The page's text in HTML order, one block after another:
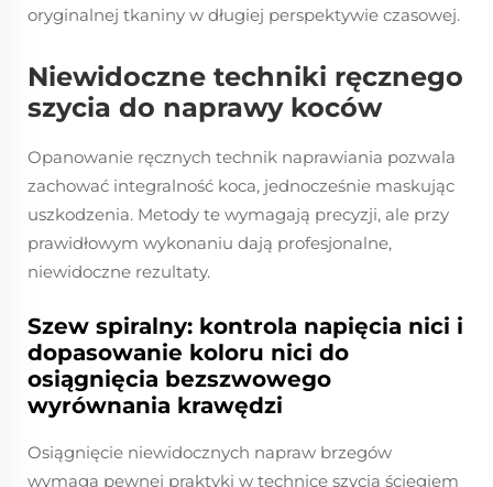
oryginalnej tkaniny w długiej perspektywie czasowej.
Niewidoczne techniki ręcznego
szycia do naprawy koców
Opanowanie ręcznych technik naprawiania pozwala
zachować integralność koca, jednocześnie maskując
uszkodzenia. Metody te wymagają precyzji, ale przy
prawidłowym wykonaniu dają profesjonalne,
niewidoczne rezultaty.
Szew spiralny: kontrola napięcia nici i
dopasowanie koloru nici do
osiągnięcia bezszwowego
wyrównania krawędzi
Osiągnięcie niewidocznych napraw brzegów
wymaga pewnej praktyki w technice szycia ściegiem